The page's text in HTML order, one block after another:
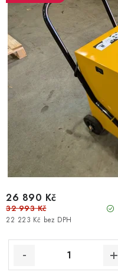
k
ů
u
k
t
ů
22 223 Kč bez DPH
26 890 Kč
32 993 Kč